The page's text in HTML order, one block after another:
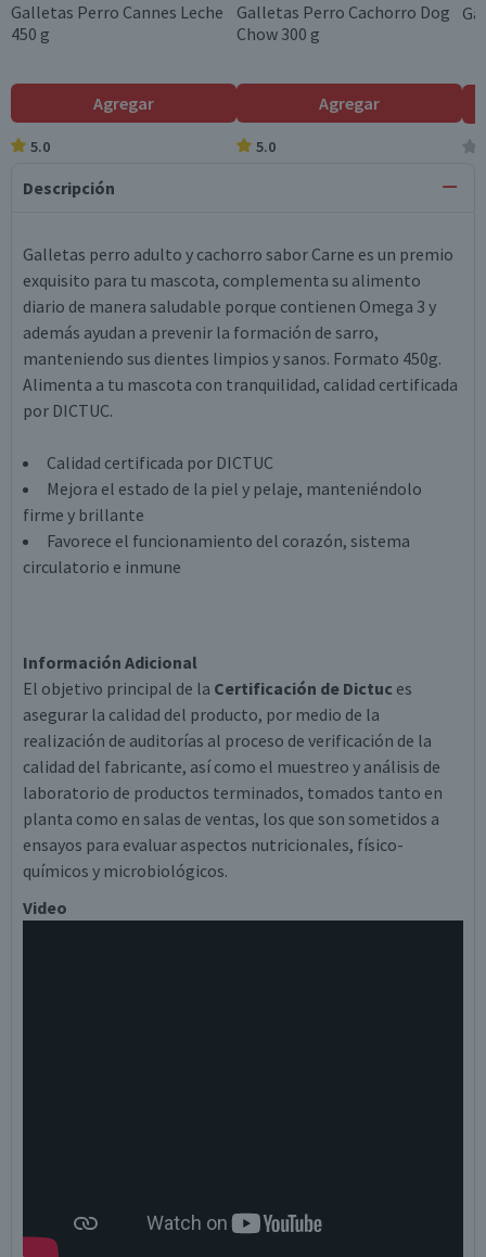
Galletas Perro Cannes Leche
450 g
Agregar
5.0
Galletas Perro Cachorro Dog
Chow 300 g
Agregar
5.0
Descripción
Galletas perro adulto y cachorro sabor Carne es un premio
exquisito para tu mascota, complementa su alimento
diario de manera saludable porque contienen Omega 3 y
además ayudan a prevenir la formación de sarro,
manteniendo sus dientes limpios y sanos. Formato 450g.
Alimenta a tu mascota con tranquilidad, calidad certificada
por DICTUC.
Calidad certificada por DICTUC
Mejora el estado de la piel y pelaje, manteniéndolo
firme y brillante
Favorece el funcionamiento del corazón, sistema
circulatorio e inmune
Información Adicional
El objetivo principal de la Certificación de Dictuc es
asegurar la calidad del producto, por medio de la
realización de auditorías al proceso de verificación de la
calidad del fabricante, así como el muestreo y análisis de
laboratorio de productos terminados, tomados tanto en
planta como en salas de ventas, los que son sometidos a
ensayos para evaluar aspectos nutricionales, físico-
químicos y microbiológicos.
Video